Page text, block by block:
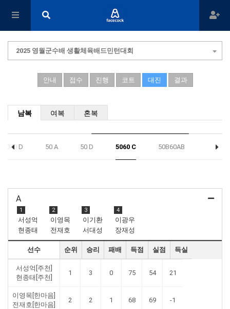
2025 영월군수배 생활체육배드민턴대회
안내 접수 진행 코트 대진 결과
남복 여복 혼복
3040 D 50 A 50 D 5060 C 50B60AB
A
1
서성억
현종태
2
이영목
전재호
3
이기환
서대성
4
이광우
장재성
선수 순위 승리 패배 득점 실점 득실
서성억[주천]
현종태[주천]
1 3 0 75 54 21
이영목[한마음]
전재호[한마음]
2 2 1 68 69 -1